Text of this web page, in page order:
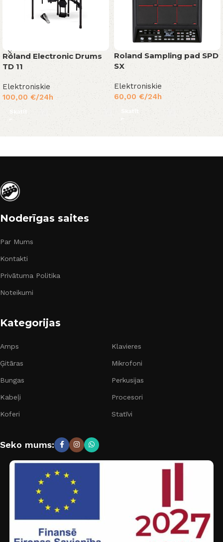
Roland Electronic Drums
TD 11
Elektroniskie
100,00 €/24h
Skatīt
Roland Sampling pad SPD
SX
Elektroniskie
60,00 €/24h
Skatīt
Noderīgas saites
Par Mums
Kontakti
Privātuma Politika
Noteikumi
Kategorijas
Amps
Ģitāras
Bungas
Kabeļi
Koferi
Klavieres
Mikrofoni
Perkusijas
Procesori
Statīvi
Seko mums: